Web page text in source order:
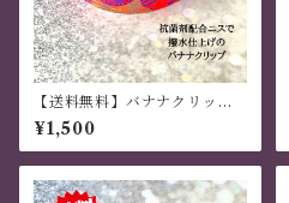
【送料無料】バナナクリップ
アーチ型 和モダン 蛍光
色 現代千代紙・和紙
¥1,500